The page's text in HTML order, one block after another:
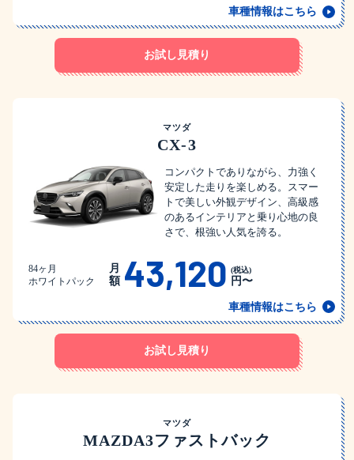
車種情報はこちら
お試し見積り
マツダ
CX-3
コンパクトでありながら、力強く
安定した走りを楽しめる。スマー
トで美しい外観デザイン、高級感
のあるインテリアと乗り心地の良
さで、根強い人気を誇る。
84ヶ月
ホワイトパック
月
額 43,120 (税込)
円〜
車種情報はこちら
お試し見積り
マツダ
MAZDA3ファストバック